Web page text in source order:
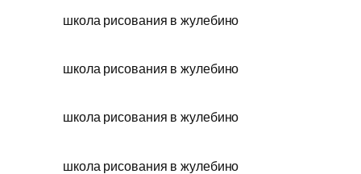
школа рисования в жулебино
школа рисования в жулебино
школа рисования в жулебино
школа рисования в жулебино